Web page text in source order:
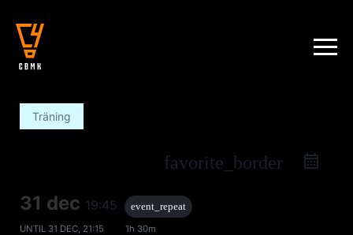
Träning
favorite_border
31 dec 19:45
event_repeat
UNTIL 31 DEC, 21:15 1h 30m